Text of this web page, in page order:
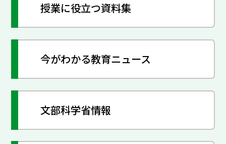
授業に役立つ資料集
今がわかる教育ニュース
文部科学省情報